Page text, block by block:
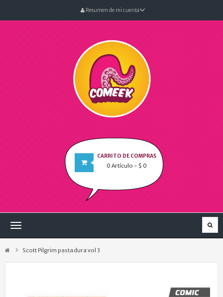
Resumen de mi cuenta
CARRITO DE COMPRAS
0 Artículo - $ 0
Navegación
Scott Pilgrim pasta dura vol 3